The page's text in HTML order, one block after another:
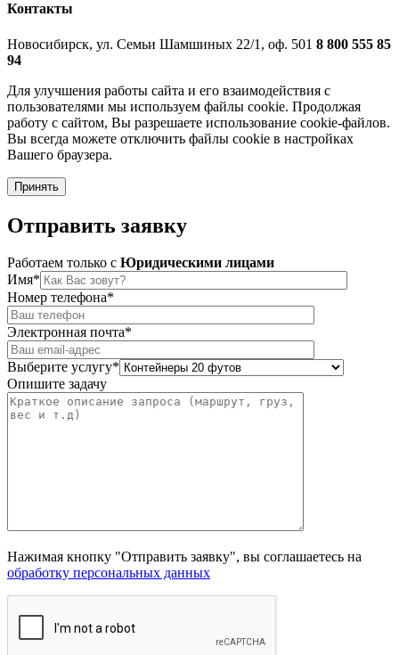
Контакты
Новосибирск, ул. Семьи Шамшиных 22/1, оф. 501 8 800 555 85
94
Для улучшения работы сайта и его взаимодействия с
пользователями мы используем файлы cookie. Продолжая
работу с сайтом, Вы разрешаете использование cookie-файлов.
Вы всегда можете отключить файлы cookie в настройках
Вашего браузера.
Принять
Отправить заявку
Работаем только c Юридическими лицами
Имя*
Номер телефона*
Электронная почта*
Выберите услугу*
Опишите задачу
Нажимая кнопку "Отправить заявку", вы соглашаетесь на
обработку персональных данных